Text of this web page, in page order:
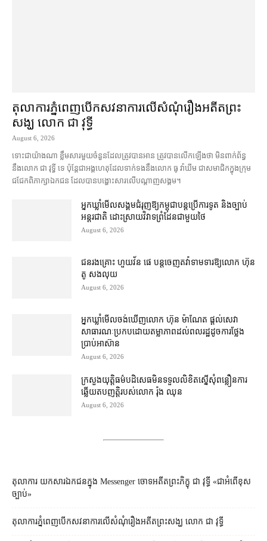
តុលាការ​ភ្នំពេញ​​បើកសវនាការ​លើ​សំណុំរឿង​​អតីត​ព្រះ
សង្ឃ លោក ជា វុទ្ធី
August 6, 2026
ទោះជា​យ៉ាងណា ខ្លឹមសារ​មួយចំនួន​ដែល​ត្រូវ​បាន​អាន ត្រូវ​បាន​លើកឡើង​ថា មិន​ពាក់ព័ន្ធ​
នឹង​លោក ជា វុទ្ធី ទេ ប៉ុន្តែ​ជា​អង្គ​ហេតុ​ដែល​ទាក់ទង​នឹង​លោក ធូ វ៉ាឃីម ជា​សមាជិក​ក្នុង​ក្រុម​
ជជែក​ពិភាក្សា​ឯកជន ដែល​បាន​បង្ហោះ​សា​រលើ​បណ្ដាញ​សង្គម។
អ្នកឃ្លាំមើល​សង្គម​ជំរុញ​ឱ្យ​កម្ពុជា​បន្ត​ប្រើ​ការទូត និង​ច្បាប់​
អន្តរជាតិ ដោះស្រាយ​វិវាទ​ព្រំដែន​ជាមួយ​ថៃ
August 6, 2026
ជនរងគ្រោះ ហួយវ័ន ផេ បន្ត​ចេញ​តវ៉ា​ទាមទារ​ឱ្យ​លោក ហ៊ុន
តូ សង​លុយ
August 6, 2026
អ្នកឃ្លាំមើល​ចង់​ឃើញ​លោក ហ៊ុន ម៉ាណែត ផ្ដល់​សេវា​
សាធារណៈ​ប្រកបដោយ​តម្លាភាព​ដល់​ពលរដ្ឋ​ដូច​ការ​ថ្លែង​
ប្រាប់​អាស៊ាន
August 6, 2026
ក្រសួងយុត្តិធម៌​បដិសេធ​មិន​ទទួល​លិខិត​ស្នើសុំ​ពន្លឿន​ការ​
ឆ្លើយតប​ញត្តិ​របស់​លោក រ៉ុង ឈុន
August 6, 2026
តុលាការ​​ យកសារឯកជនក្នុង Messenger ចោទអតីតព្រះភិក្ខុ ជា វុទ្ធី «ជាអំពើខុស
ច្បាប់»
តុលាការ​ភ្នំពេញ​​បើកសវនាការ​លើ​សំណុំរឿង​​អតីត​ព្រះសង្ឃ លោក ជា វុទ្ធី